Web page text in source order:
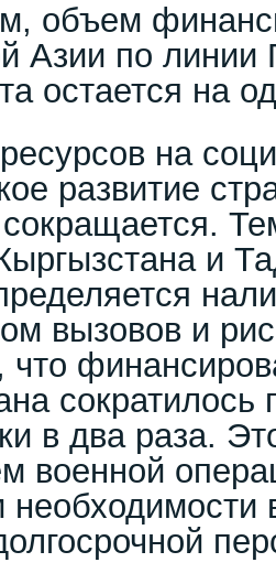
объем
Азии по линии
остается на
на
развитие
и
вызовов и
что
в два раза.
военной
необходимости